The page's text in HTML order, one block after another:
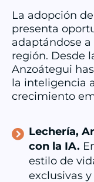
La adopción
presenta
adaptándose
región. Desde
Anzoátegui
la inteligencia
crecimiento
Lechería,
con la IA.
estilo de
exclusivas